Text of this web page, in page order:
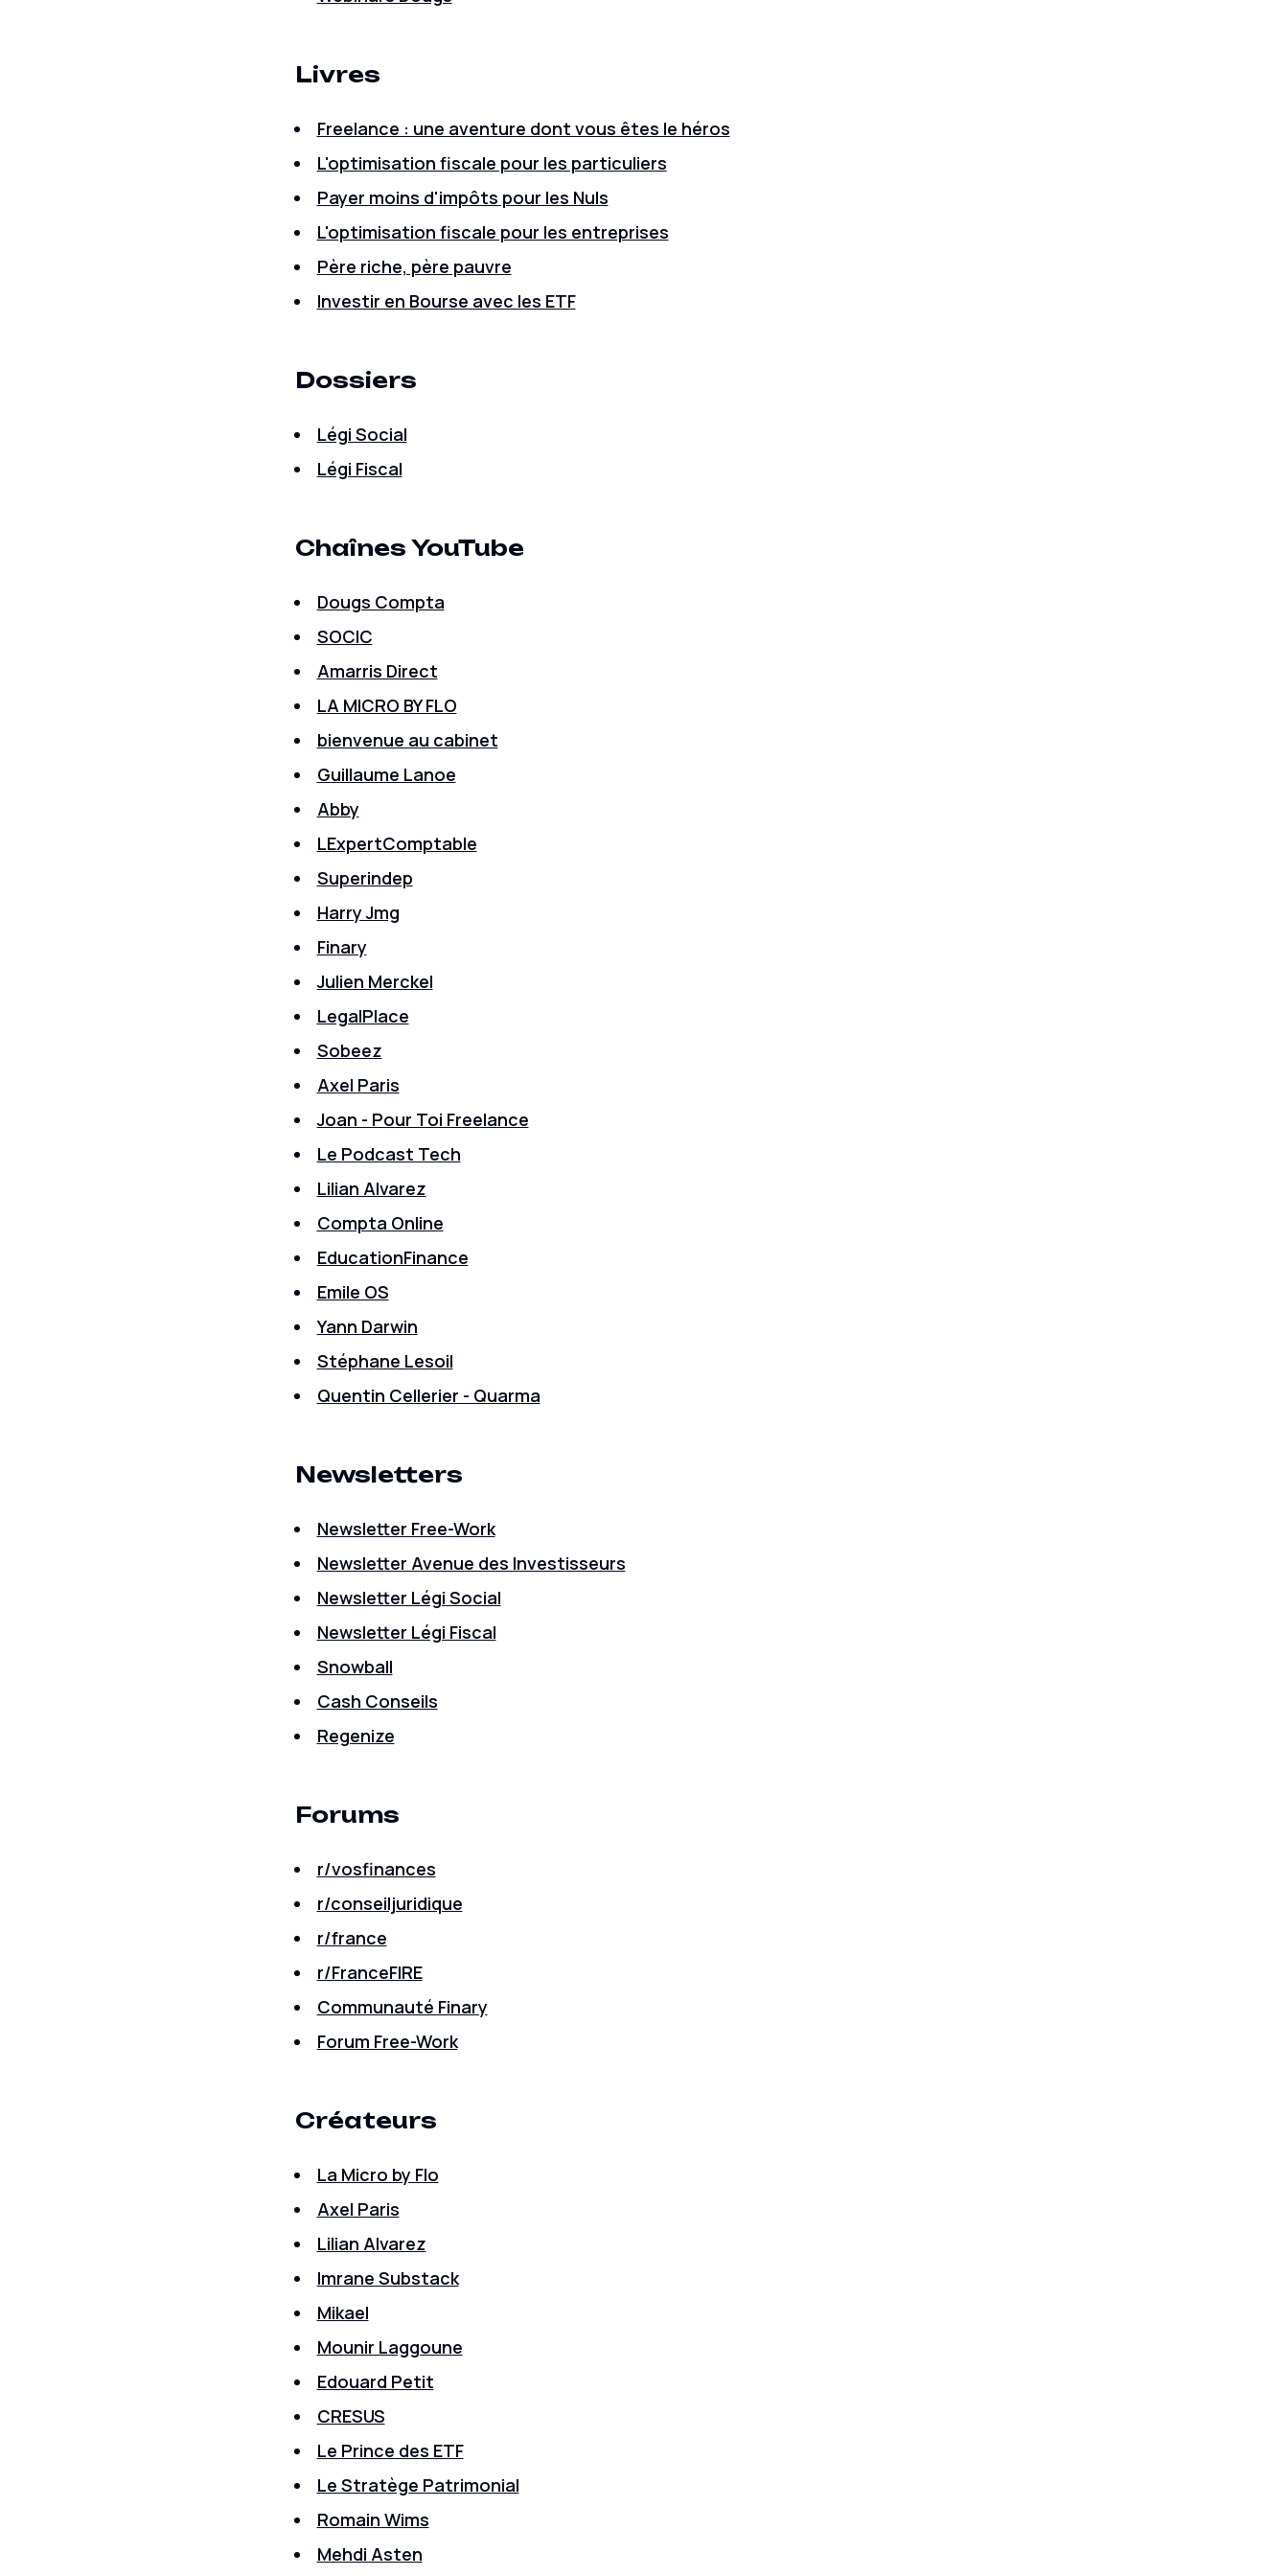
Livres
Freelance : une aventure dont vous êtes le héros
L'optimisation fiscale pour les particuliers
Payer moins d'impôts pour les Nuls
L'optimisation fiscale pour les entreprises
Père riche, père pauvre
Investir en Bourse avec les ETF
Dossiers
Légi Social
Légi Fiscal
Chaînes YouTube
Dougs Compta
SOCIC
Amarris Direct
LA MICRO BY FLO
bienvenue au cabinet
Guillaume Lanoe
Abby
LExpertComptable
Superindep
Harry Jmg
Finary
Julien Merckel
LegalPlace
Sobeez
Axel Paris
Joan - Pour Toi Freelance
Le Podcast Tech
Lilian Alvarez
Compta Online
EducationFinance
Emile OS
Yann Darwin
Stéphane Lesoil
Quentin Cellerier - Quarma
Newsletters
Newsletter Free-Work
Newsletter Avenue des Investisseurs
Newsletter Légi Social
Newsletter Légi Fiscal
Snowball
Cash Conseils
Regenize
Forums
r/vosfinances
r/conseiljuridique
r/france
r/FranceFIRE
Communauté Finary
Forum Free-Work
Créateurs
La Micro by Flo
Axel Paris
Lilian Alvarez
Imrane Substack
Mikael
Mounir Laggoune
Edouard Petit
CRESUS
Le Prince des ETF
Le Stratège Patrimonial
Romain Wims
Mehdi Asten